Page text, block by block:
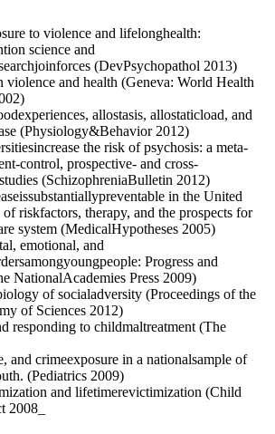
to violence and lifelonghealth:
science and
(DevPsychopathol 2013)
violence and health (Geneva: World Health
allostasis, allostaticload, and
(Physiology&Behavior 2012)
the risk of psychosis: a meta-
control, prospective- and cross-
(SchizophreniaBulletin 2012)
in the United
of riskfactors, therapy, and the prospects for
system (MedicalHypotheses 2005)
emotional, and
Progress and
NationalAcademies Press 2009)
of socialadversity (Proceedings of the
of Sciences 2012)
responding to childmaltreatment (The
and crimeexposure in a nationalsample of
(Pediatrics 2009)
and lifetimerevictimization (Child
2008_